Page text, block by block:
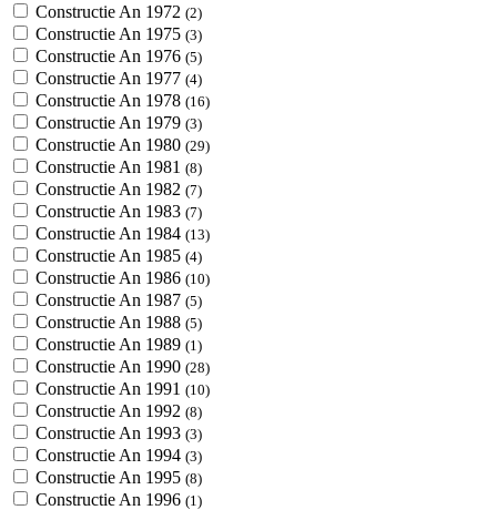
Constructie An 1972 (2)
Constructie An 1975 (3)
Constructie An 1976 (5)
Constructie An 1977 (4)
Constructie An 1978 (16)
Constructie An 1979 (3)
Constructie An 1980 (29)
Constructie An 1981 (8)
Constructie An 1982 (7)
Constructie An 1983 (7)
Constructie An 1984 (13)
Constructie An 1985 (4)
Constructie An 1986 (10)
Constructie An 1987 (5)
Constructie An 1988 (5)
Constructie An 1989 (1)
Constructie An 1990 (28)
Constructie An 1991 (10)
Constructie An 1992 (8)
Constructie An 1993 (3)
Constructie An 1994 (3)
Constructie An 1995 (8)
Constructie An 1996 (1)